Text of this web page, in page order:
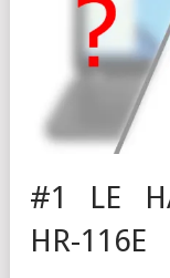
#1 LE
HR-116E